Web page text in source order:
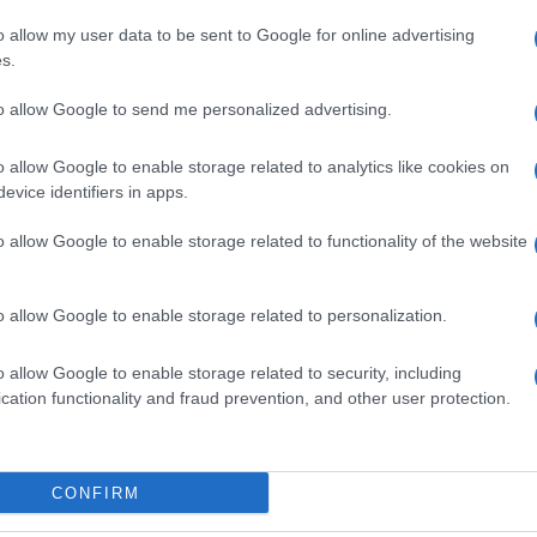
allow my user data to be sent to Google for online advertising
allow Google to send me personalized advertising.
allow Google to enable storage related to analytics like cookies on
identifiers in apps.
allow Google to enable storage related to functionality of the website
allow Google to enable storage related to personalization.
allow Google to enable storage related to security, including
functionality and fraud prevention, and other user protection.
CONFIRM
Prossimo articolo
Invia un Comunicato Stampa|Pubblicità|Segnala